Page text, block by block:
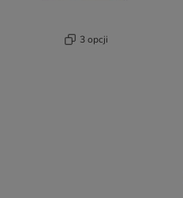
3 opcji